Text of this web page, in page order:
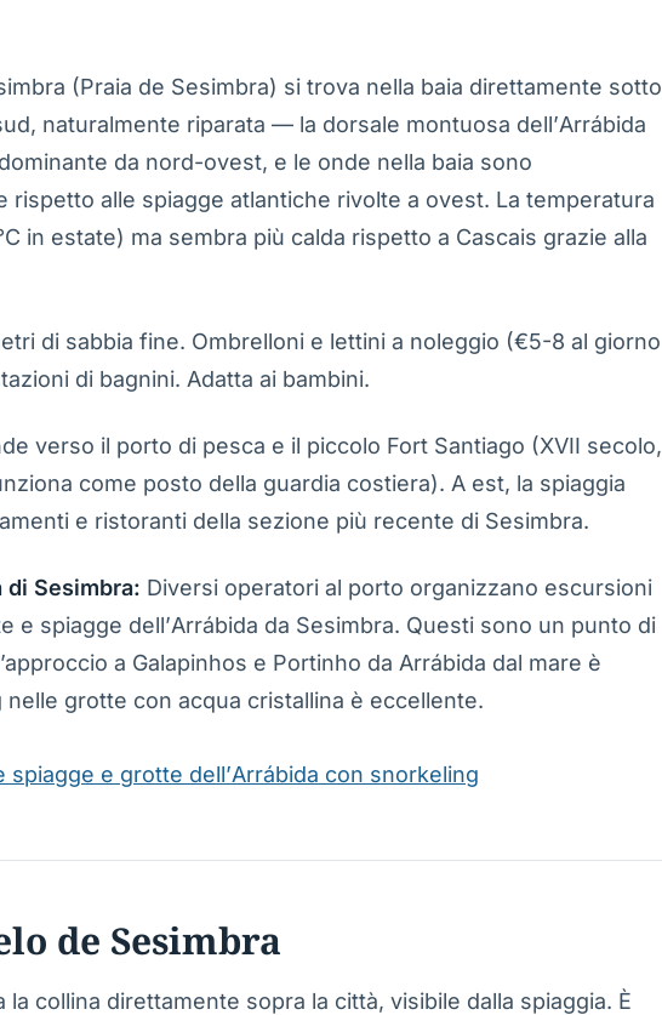
(Praia de Sesimbra) si trova nella baia direttamente sotto
naturalmente riparata — la dorsale montuosa dell’Arrábida
da nord-ovest, e le onde nella baia sono
rispetto alle spiagge atlantiche rivolte a ovest. La temperatura
in estate) ma sembra più calda rispetto a Cascais grazie alla
di sabbia fine. Ombrelloni e lettini a noleggio (€5-8 al giorno
di bagnini. Adatta ai bambini.
verso il porto di pesca e il piccolo Fort Santiago (XVII secolo,
come posto della guardia costiera). A est, la spiaggia
e ristoranti della sezione più recente di Sesimbra.
di Sesimbra: Diversi operatori al porto organizzano escursioni
e spiagge dell’Arrábida da Sesimbra. Questi sono un punto di
a Galapinhos e Portinho da Arrábida dal mare è
grotte con acqua cristallina è eccellente.
spiagge e grotte dell’Arrábida con snorkeling
de Sesimbra
collina direttamente sopra la città, visibile dalla spiaggia. È